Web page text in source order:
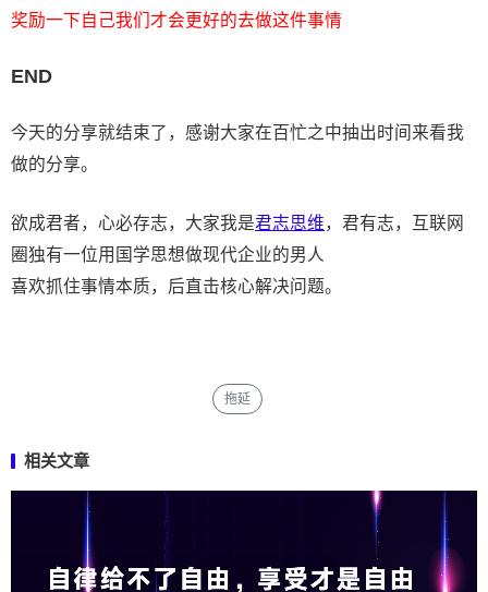
奖励一下自己我们才会更好的去做这件事情
END
今天的分享就结束了，感谢大家在百忙之中抽出时间来看我
做的分享。
欲成君者，心必存志，大家我是君志思维，君有志，互联网
圈独有一位用国学思想做现代企业的男人
喜欢抓住事情本质，后直击核心解决问题。
拖延
相关文章